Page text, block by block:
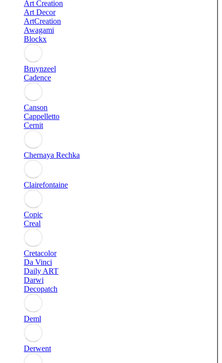
Art Creation
Art Decor
ArtCreation
Awagami
Blockx
Bruynzeel
Cadence
Canson
Cappelletto
Cernit
Chernaya Rechka
Clairefontaine
Copic
Creal
Cretacolor
Da Vinci
Daily ART
Darwi
Decopatch
Deml
Derwent